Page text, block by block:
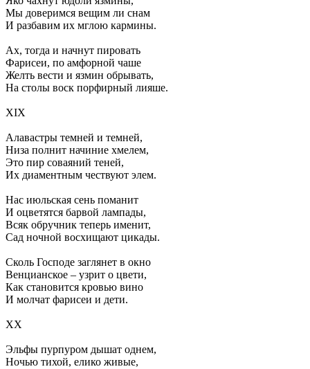
Мы доверимся вещим ли снам
И разбавим их мглою кармины.
Ах, тогда и начнут пировать
Фарисеи, по амфорной чаше
Желть вести и язмин обрывать,
На столы воск порфирный лияше.
XIX
Алавастры темней и темней,
Низа полнит начиние хмелем,
Это пир соваяний теней,
Их диаментным чествуют элем.
Нас июльская сень поманит
И оцветятся барвой лампады,
Всяк обручник теперь именит,
Сад ночной восхищают цикады.
Сколь Господе заглянет в окно
Венцианское – узрит о цвети,
Как становится кровью вино
И молчат фарисеи и дети.
ХХ
Эльфы пурпуром дышат однем,
Ночью тихой, елико живые,